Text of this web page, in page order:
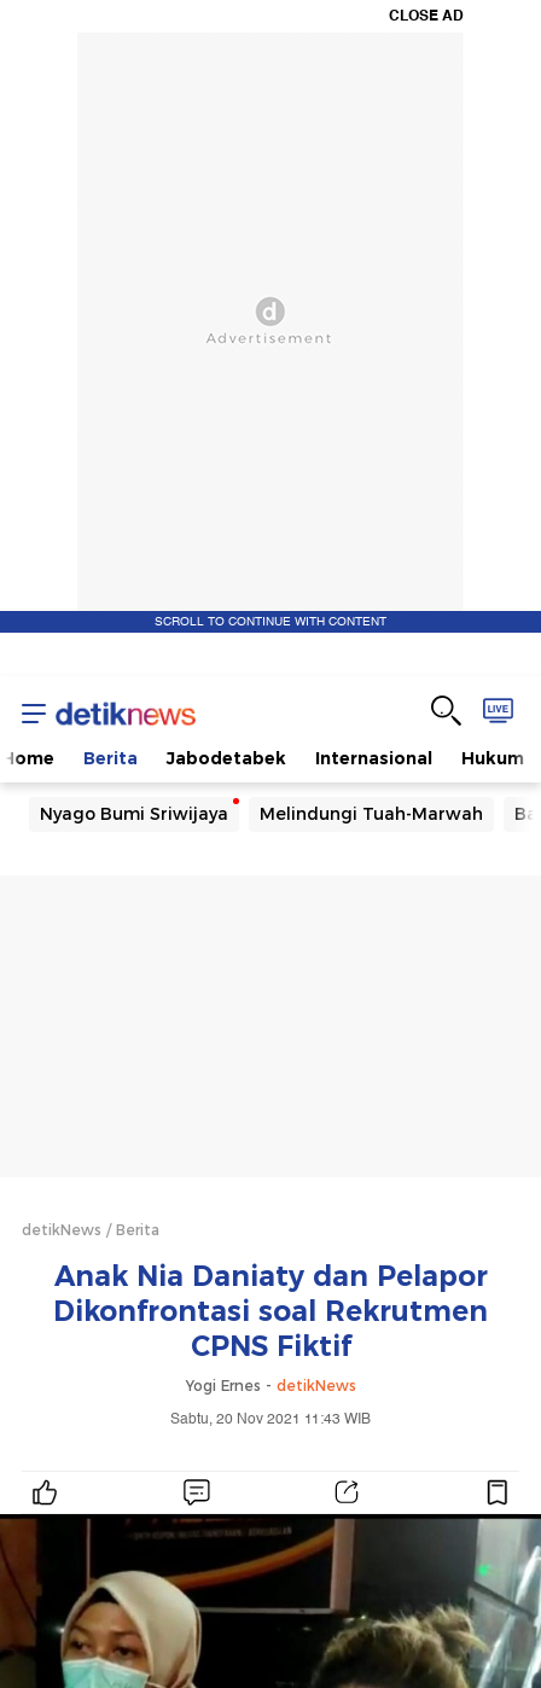
CLOSE AD
SCROLL TO CONTINUE WITH CONTENT
Home Berita Jabodetabek Internasional Hukum
Nyago Bumi Sriwijaya Melindungi Tuah-Marwah
detikNews Berita
Anak Nia Daniaty dan Pelapor
Dikonfrontasi soal Rekrutmen
CPNS Fiktif
Yogi Ernes - detikNews
Sabtu, 20 Nov 2021 11:43 WIB